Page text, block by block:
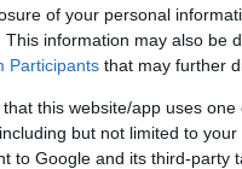
of your personal
This information may also be
Participants that may further
that this website/app uses
but not limited to
to Google and its third-party
17,5% στα